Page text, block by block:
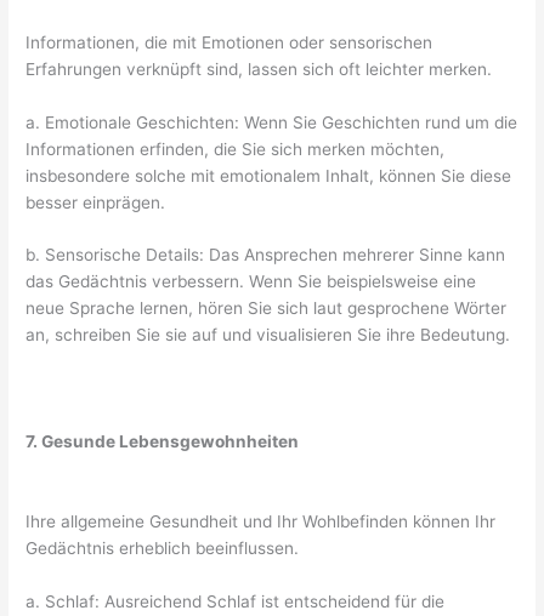
Informationen, die mit Emotionen oder sensorischen
Erfahrungen verknüpft sind, lassen sich oft leichter merken.
a. Emotionale Geschichten: Wenn Sie Geschichten rund um die
Informationen erfinden, die Sie sich merken möchten,
insbesondere solche mit emotionalem Inhalt, können Sie diese
besser einprägen.
b. Sensorische Details: Das Ansprechen mehrerer Sinne kann
das Gedächtnis verbessern. Wenn Sie beispielsweise eine
neue Sprache lernen, hören Sie sich laut gesprochene Wörter
an, schreiben Sie sie auf und visualisieren Sie ihre Bedeutung.
7. Gesunde Lebensgewohnheiten
Ihre allgemeine Gesundheit und Ihr Wohlbefinden können Ihr
Gedächtnis erheblich beeinflussen.
a. Schlaf: Ausreichend Schlaf ist entscheidend für die